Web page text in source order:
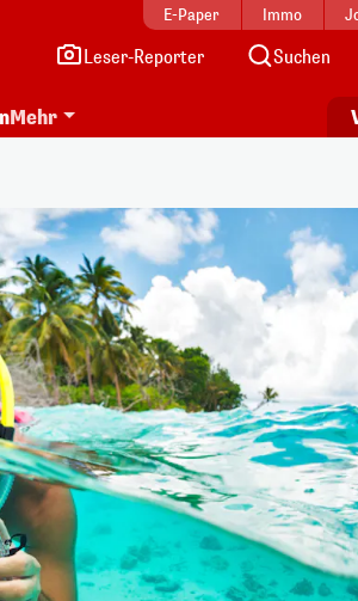
E-Paper Immo
Leser-Reporter Suchen
Mehr